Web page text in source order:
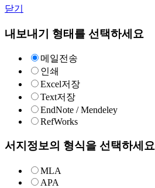
닫기
내보내기 형태를 선택하세요
메일전송
인쇄
Excel저장
Text저장
EndNote / Mendeley
RefWorks
서지정보의 형식을 선택하세요
MLA
APA